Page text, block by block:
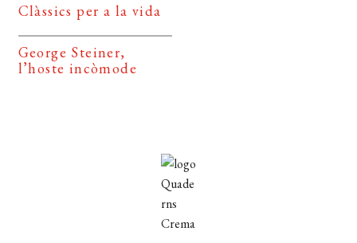
Clàssics per a la vida
George Steiner,
l’hoste incòmode